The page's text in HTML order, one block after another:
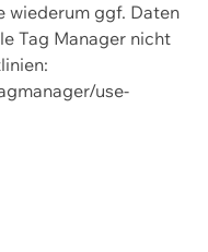
wiederum ggf. Daten
Tag Manager nicht
use-